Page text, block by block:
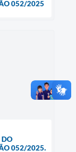
052/2025
DO
052/2025.